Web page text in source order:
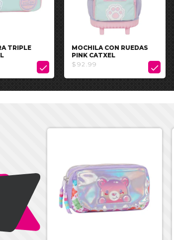
TRIPLE

MOCHILA CON RUEDAS
PINK CATXEL
$92.99
